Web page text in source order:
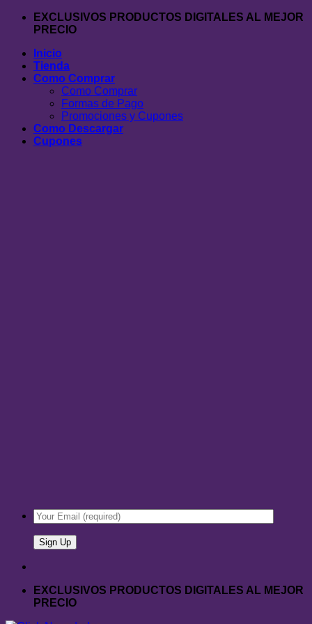
Saltar
EXCLUSIVOS PRODUCTOS DIGITALES AL MEJOR
PRECIO
Inicio
Tienda
Como Comprar
Como Comprar
Formas de Pago
Promociones y Cupones
Como Descargar
Cupones
EXCLUSIVOS PRODUCTOS DIGITALES AL MEJOR
PRECIO